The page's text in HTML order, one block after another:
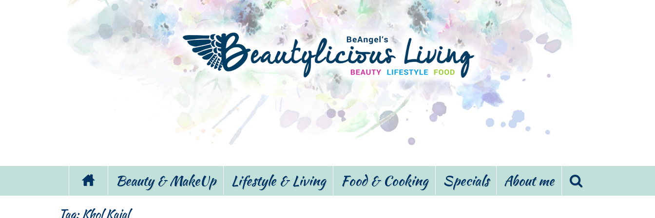
Beauty & MakeUp Lifestyle & Living Food & Cooking Specials About me
Tag:Khol Kajal